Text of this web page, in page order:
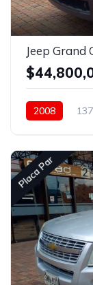
Jeep Grand
2008
Placa Par